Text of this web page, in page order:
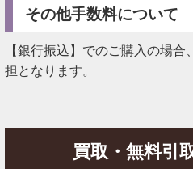
その他手数料について
【銀行振込】でのご購入の場
担となります。
買取・無料引